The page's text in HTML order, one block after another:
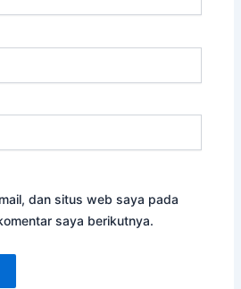
dan situs web saya pada
saya berikutnya.